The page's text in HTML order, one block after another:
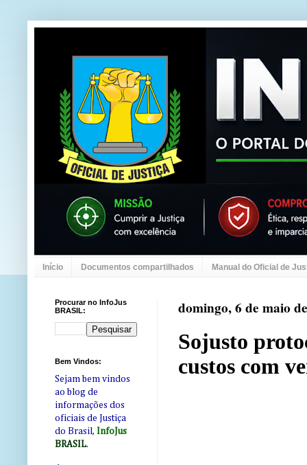
Início Documentos compartilhados Manual do Oficial de
domingo, 6 de maio
Sojusto
custos com
Procurar no InfoJus
BRASIL:
Bem Vindos:
Sejam bem vindos
ao blog de
informações dos
oficiais de Justiça
do Brasil, InfoJus
BRASIL.